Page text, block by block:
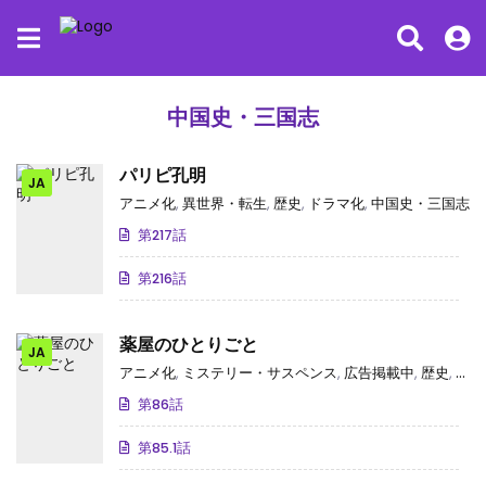
中国史・三国志
JA パリピ孔明
アニメ化, 異世界・転生, 歴史, ドラマ化, 中国史・三国志
第217話
第216話
JA 薬屋のひとりごと
アニメ化, ミステリー・サスペンス, 広告掲載中, 歴史, 中
第86話
第85.1話